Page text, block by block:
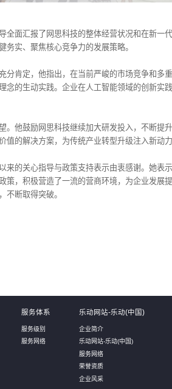
面汇报了网思科技的整体经营状况和在新一
实、聚焦核心竞争力的发展策略。
分肯定，他指出，在当前严峻的市场竞争和多
念的生动实践。企业在人工智能领域的创新实
。他鼓励网思科技继续加大研发投入，不断提
的解决方案，为传统产业转型升级注入新动力
来的关心指导与政策支持表示由衷感谢。她表
策，积极营造了一流的营商环境，为企业发展
不断取得突破。
服务体系
服务级别
服务网络
乐动网站-乐动(中国)
企业简介
乐动网站-乐动(中国)
服务网络
荣誉资质
企业风采